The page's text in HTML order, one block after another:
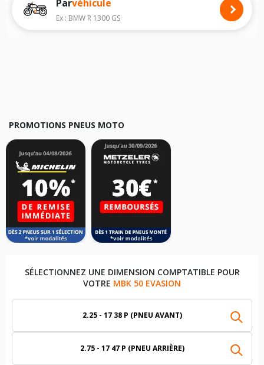
Nous recommandons de toujours monter des pneus moto avec les
dimensions homologuées par le constructeur.
Pour cela, veuillez sélectionner le modèle de votre motoMBK 50
Parvéhicule
Ex : BMW R 1300 GS
PROMOTIONS PNEUS MOTO
SÉLECTIONNEZ UNE DIMENSION COMPTATIBLE POUR
VOTRE MBK 50 EVASION
2.25 - 17 38 P (PNEU AVANT)
2.75 - 17 47 P (PNEU ARRIÈRE)